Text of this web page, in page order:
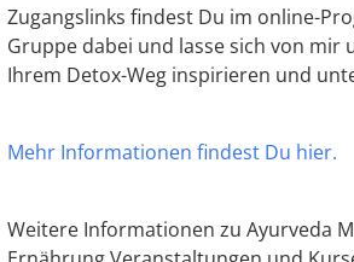
Zugangslinks findest Du im online-
Gruppe dabei und lasse sich von mir
Ihrem Detox-Weg inspirieren und
Mehr Informationen findest Du hier.
Weitere Informationen zu Ayurveda